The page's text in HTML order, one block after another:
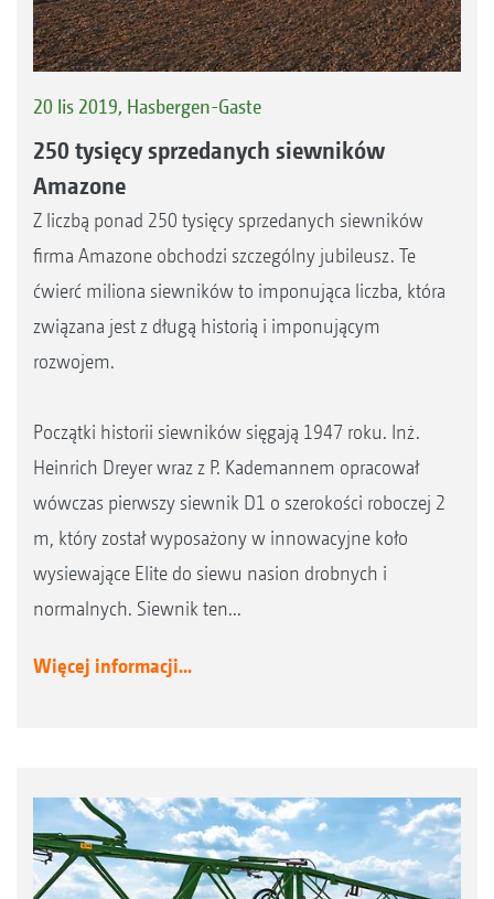
20 lis 2019, Hasbergen-Gaste
250 tysięcy sprzedanych siewników
Amazone
Z liczbą ponad 250 tysięcy sprzedanych siewników
firma Amazone obchodzi szczególny jubileusz. Te
ćwierć miliona siewników to imponująca liczba, która
związana jest z długą historią i imponującym
rozwojem.
Początki historii siewników sięgają 1947 roku. Inż.
Heinrich Dreyer wraz z P. Kademannem opracował
wówczas pierwszy siewnik D1 o szerokości roboczej 2
m, który został wyposażony w innowacyjne koło
wysiewające Elite do siewu nasion drobnych i
normalnych. Siewnik ten...
Więcej informacji...